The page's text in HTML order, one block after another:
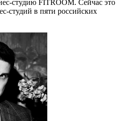
студию FITROOM. Сейчас это
студий в пяти российских